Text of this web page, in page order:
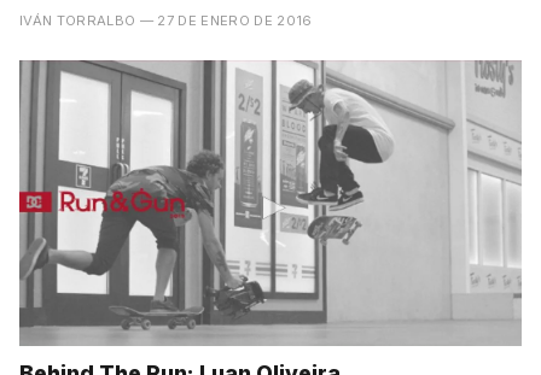
remarcable...
IVÁN TORRALBO — 27 DE ENERO DE 2016